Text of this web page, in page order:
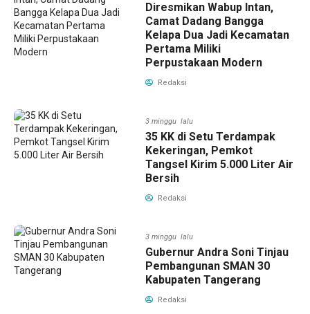
Diresmikan Wabup Intan,
Camat Dadang Bangga
Kelapa Dua Jadi Kecamatan
Pertama Miliki
Perpustakaan Modern
Redaksi
3 minggu lalu
35 KK di Setu Terdampak
Kekeringan, Pemkot
Tangsel Kirim 5.000 Liter Air
Bersih
Redaksi
3 minggu lalu
Gubernur Andra Soni Tinjau
Pembangunan SMAN 30
Kabupaten Tangerang
Redaksi